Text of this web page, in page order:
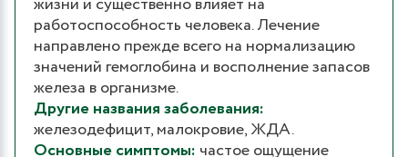
работоспособность человека. Лечение
направлено прежде всего на нормализацию
значений гемоглобина и восполнение запасов
железа в организме.
Другие названия заболевания:
железодефицит, малокровие, ЖДА.
Основные симптомы: частое ощущение